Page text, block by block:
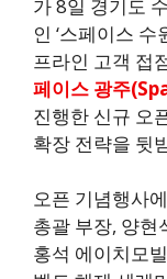
가 8일 경기도
인 ‘스페이스
프라인 고객 접
페이스 광주
진행한 신규 오
확장 전략을 뒷
오픈 기념행사
총괄 부장, 양현
홍석 에이치모